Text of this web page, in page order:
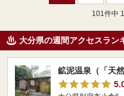
101 件中
大分県の週間アクセスラン
鉱泥温泉（「天